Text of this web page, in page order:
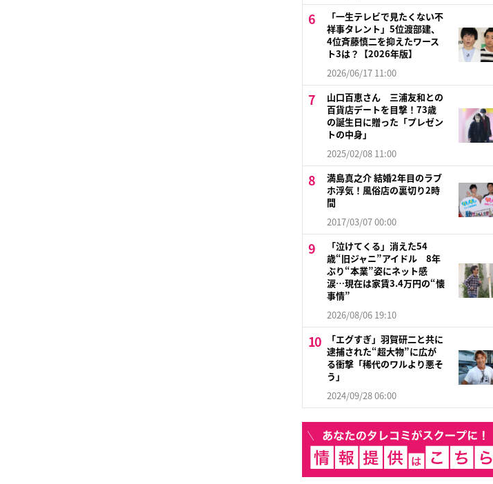
「一生テレビで見たくない不
祥事タレント」5位渡部建、
4位斉藤慎二を抑えたワース
ト3は？【2026年版】
2026/06/17 11:00
山口百恵さん 三浦友和との
百貨店デートを目撃！73歳
の誕生日に贈った「プレゼン
トの中身」
2025/02/08 11:00
満島真之介 結婚2年目のラブ
ホ浮気！風俗店の裏切り2時
間
2017/03/07 00:00
「泣けてくる」消えた54
歳“旧ジャニ”アイドル 8年
ぶり“本業”姿にネット感
涙…現在は家賃3.4万円の“懐
事情”
2026/08/06 19:10
「エグすぎ」羽賀研二と共に
逮捕された“超大物”に広が
る衝撃「稀代のワルより悪そ
う」
2024/09/28 06:00